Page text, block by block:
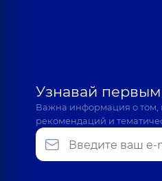
Узнавай первым
Важна информация о том,
рекомендаций и